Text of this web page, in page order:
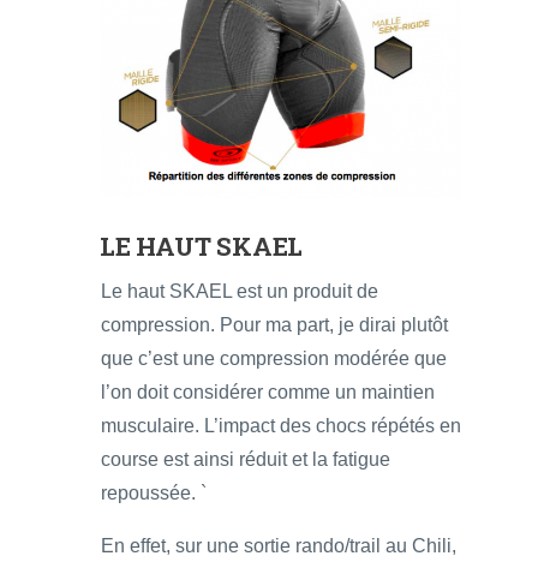
LE HAUT SKAEL
Le haut SKAEL est un produit de
compression. Pour ma part, je dirai plutôt
que c’est une compression modérée que
l’on doit considérer comme un maintien
musculaire. L’impact des chocs répétés en
course est ainsi réduit et la fatigue
repoussée. `
En effet, sur une sortie rando/trail au Chili,